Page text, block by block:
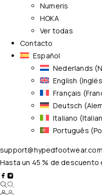
Numeris
HOKA
Ver todas
Contacto
Español
Nederlands (
English (Inglés
Français (
Deutsch (
Italiano (
Português (
support@hypedfootwear.com
Hasta un 45 % de